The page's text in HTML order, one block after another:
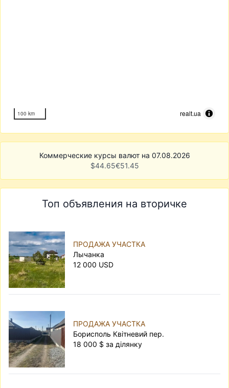
100 km realt.ua
Коммерческие курсы валют на 07.08.2026
$44.65€51.45
Топ объявления на вторичке
ПРОДАЖА УЧАСТКА
Лычанка
12 000 USD
ПРОДАЖА УЧАСТКА
Борисполь Квітневий пер.
18 000 $ за ділянку